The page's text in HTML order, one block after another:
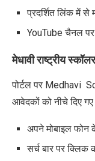
प्रदर्शित लिंक में से
YouTube चैनल पर
मेधावी राष्ट्रीय
पोर्टल पर Medhavi
आवेदकों को नीचे दिए गए
अपने मोबाइल फोन
सर्च बार पर क्लिक